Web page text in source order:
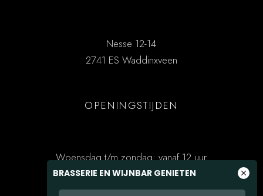
BRASSERIE EN WIJNBAR GENIETEN close
Nesse 12-14
2741 ES Waddinxveen
OPENINGSTIJDEN
Woensdag t/m zondag: vanaf 12 uur